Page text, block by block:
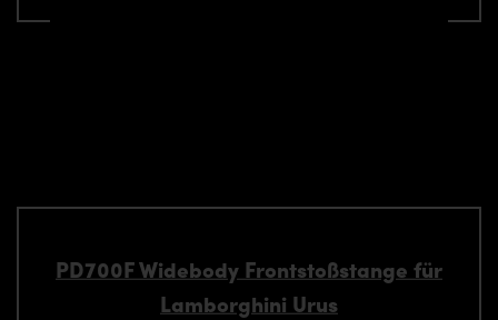
PD700F Widebody Frontstoßstange für
Lamborghini Urus